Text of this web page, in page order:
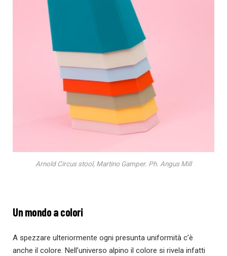
Arnold Circus stool, Martino Gamper. Ph. Angus Mill
Un mondo a colori
A spezzare ulteriormente ogni presunta uniformità c’è
anche il colore. Nell’universo alpino il colore si rivela infatti